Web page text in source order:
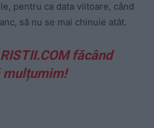
pentru ca data viitoare, când
să nu se mai chinuie atât.
făcând
mulțumim!